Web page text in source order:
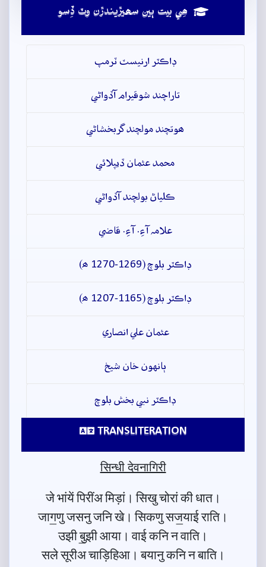
ھِي بيت ٻين سھيڙيندڙن وٽ ڏِسو
ڊاڪٽر ارنيسٽ ٽرمپ
تاراچند شوقيرام آڏواڻي
ھوتچند مولچند گربخشاڻي
محمد عثمان ڏيپلائي
ڪلياڻ بولچند آڏواڻي
علامہ آءِ. آءِ. قاضي
ڊاڪٽر بلوچ (1269-1270 ھ)
ڊاڪٽر بلوچ (1165-1207 ھ)
عثمان علي انصاري
ٻانهون خان شيخ
ڊاڪٽر نبي بخش بلوچ
TRANSLITERATION
सिन्धी देवनागिरी
जे भांयें पिरींअ मिड़ां। सिखु चोरां की धात।
जाग॒णु जसनु जनि खे। सिकणु सज॒याई राति।
उझी बु॒झी आया। वाई कनि न वाति।
सले सूरीअ चाड़िहिआ। बयानु कनि न बाति।